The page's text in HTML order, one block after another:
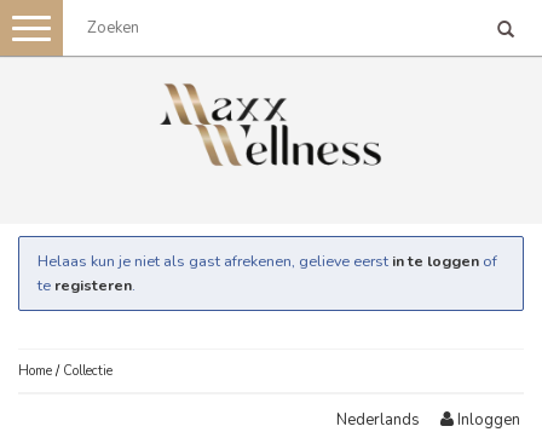
Toggle
navigation
Helaas kun je niet als gast afrekenen, gelieve eerst in te loggen of
te registeren.
Home / Collectie
Nederlands Inloggen